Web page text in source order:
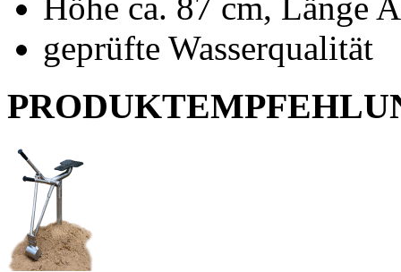
Höhe ca. 87 cm, Länge
geprüfte Wasserqualität